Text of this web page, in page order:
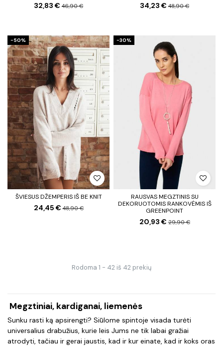
32,83 € 46,90 € 34,23 € 48,90 €
−50%
ŠVIESUS DŽEMPERIS IŠ BE KNIT
24,45 €48,90 €
−30%
RAUSVAS MEGZTINIS SU
DEKORUOTOMIS RANKOVĖMIS IŠ
GREENPOINT
20,93 €29,90 €
Rodoma 1 - 42 iš 42 prekių
Megztiniai, kardiganai, liemenės
Sunku rasti ką apsirengti? Siūlome spintoje visada turėti
universalius drabužius, kurie leis Jums ne tik labai gražiai
atrodyti, tačiau ir gerai jaustis, kad ir kur einate, kad ir koks oras